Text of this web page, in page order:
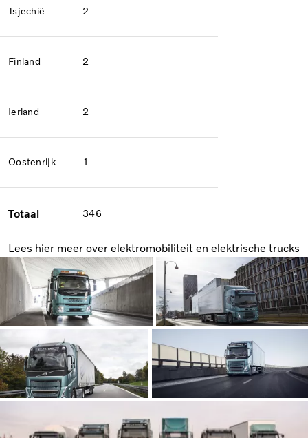
Tsjechië 2
Finland 2
Ierland 2
Oostenrijk 1
Totaal 346
Lees hier meer over elektromobiliteit en elektrische trucks